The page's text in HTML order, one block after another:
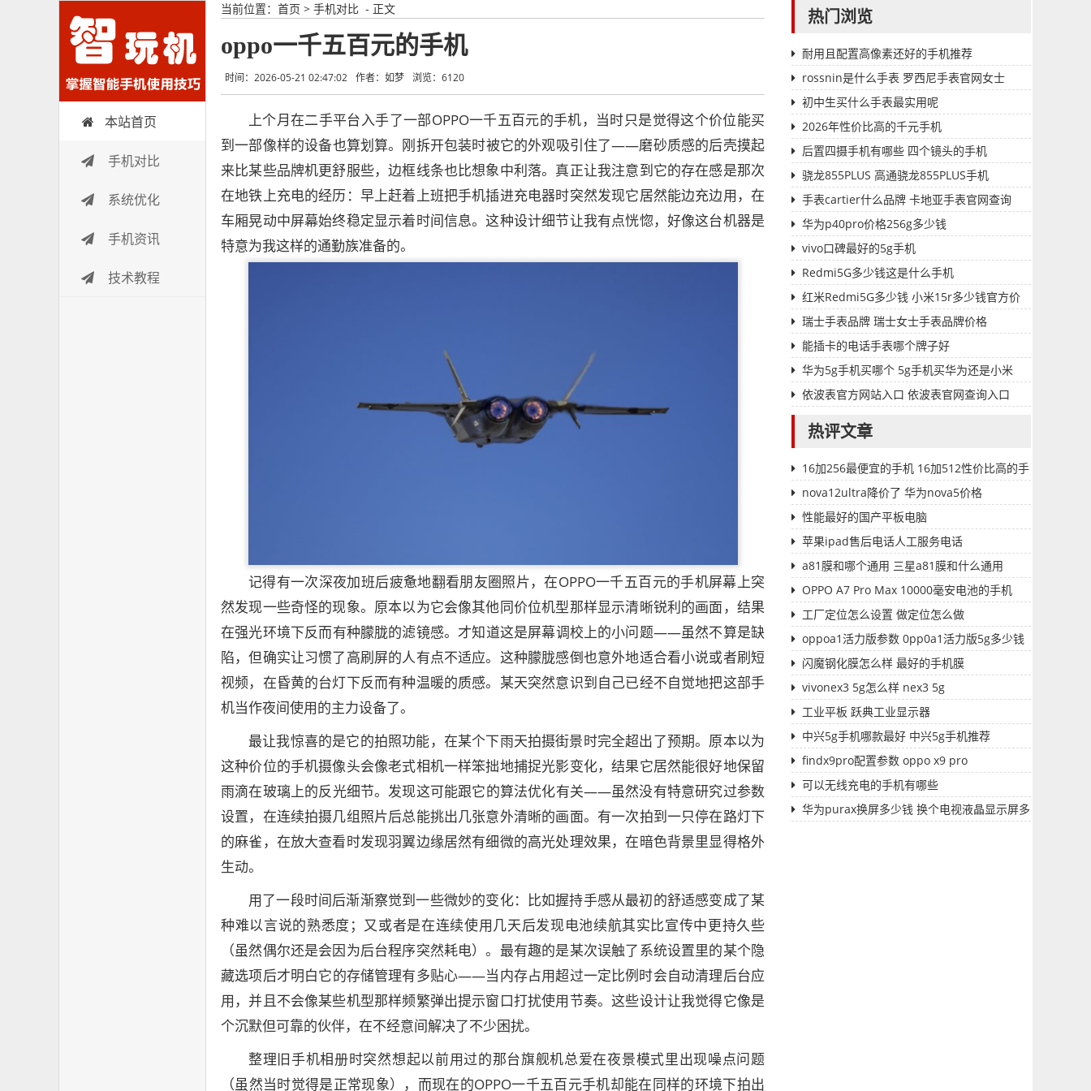
智玩机 本站首页
手机对比
系统优化
手机资讯
技术教程
当前位置： 首页 > 手机对比 - 正文
oppo一千五百元的手机
时间：2026-05-21 02:47:02 作者：如梦 浏览：6120
上个月在二手平台入手了一部OPPO一千五百元的手机，当时只是觉得这个价位能买
到一部像样的设备也算划算。刚拆开包装时被它的外观吸引住了——磨砂质感的后壳摸起
来比某些品牌机更舒服些，边框线条也比想象中利落。真正让我注意到它的存在感是那次
在地铁上充电的经历：早上赶着上班把手机插进充电器时突然发现它居然能边充边用，在
车厢晃动中屏幕始终稳定显示着时间信息。这种设计细节让我有点恍惚，好像这台机器是
特意为我这样的通勤族准备的。
记得有一次深夜加班后疲惫地翻看朋友圈照片，在OPPO一千五百元的手机屏幕上突
然发现一些奇怪的现象。原本以为它会像其他同价位机型那样显示清晰锐利的画面，结果
在强光环境下反而有种朦胧的滤镜感。才知道这是屏幕调校上的小问题——虽然不算是缺
陷，但确实让习惯了高刷屏的人有点不适应。这种朦胧感倒也意外地适合看小说或者刷短
视频，在昏黄的台灯下反而有种温暖的质感。某天突然意识到自己已经不自觉地把这部手
机当作夜间使用的主力设备了。
最让我惊喜的是它的拍照功能，在某个下雨天拍摄街景时完全超出了预期。原本以为
这种价位的手机摄像头会像老式相机一样笨拙地捕捉光影变化，结果它居然能很好地保留
雨滴在玻璃上的反光细节。发现这可能跟它的算法优化有关——虽然没有特意研究过参数
设置，在连续拍摄几组照片后总能挑出几张意外清晰的画面。有一次拍到一只停在路灯下
的麻雀，在放大查看时发现羽翼边缘居然有细微的高光处理效果，在暗色背景里显得格外
生动。
用了一段时间后渐渐察觉到一些微妙的变化：比如握持手感从最初的舒适感变成了某
种难以言说的熟悉度；又或者是在连续使用几天后发现电池续航其实比宣传中更持久些
（虽然偶尔还是会因为后台程序突然耗电）。最有趣的是某次误触了系统设置里的某个隐
藏选项后才明白它的存储管理有多贴心——当内存占用超过一定比例时会自动清理后台应
用，并且不会像某些机型那样频繁弹出提示窗口打扰使用节奏。这些设计让我觉得它像是
个沉默但可靠的伙伴，在不经意间解决了不少困扰。
整理旧手机相册时突然想起以前用过的那台旗舰机总爱在夜景模式里出现噪点问题
（虽然当时觉得是正常现象），而现在的OPPO一千五百元手机却能在同样的环境下拍出
热门浏览
耐用且配置高像素还好的手机推荐
rossnin是什么手表 罗西尼手表官网女士
初中生买什么手表最实用呢
2026年性价比高的千元手机
后置四摄手机有哪些 四个镜头的手机
骁龙855PLUS 高通骁龙855PLUS手机
手表cartier什么品牌 卡地亚手表官网查询
华为p40pro价格256g多少钱
vivo口碑最好的5g手机
Redmi5G多少钱这是什么手机
红米Redmi5G多少钱 小米15r多少钱官方价
格瑞士手表品牌 瑞士女士手表品牌价格
能插卡的电话手表哪个牌子好
华为5g手机买哪个 5g手机买华为还是小米
依波表官方网站入口 依波表官网查询入口
热评文章
16加256最便宜的手机 16加512性价比高的手
机 nova12ultra降价了 华为nova5价格
性能最好的国产平板电脑
苹果ipad售后电话人工服务电话
a81膜和哪个通用 三星a81膜和什么通用
OPPO A7 Pro Max 10000毫安电池的手机
工厂定位怎么设置 做定位怎么做
oppoa1活力版参数 0pp0a1活力版5g多少钱
闪魔钢化膜怎么样 最好的手机膜
vivonex3 5g怎么样 nex3 5g
工业平板 跃典工业显示器
中兴5g手机哪款最好 中兴5g手机推荐
findx9pro配置参数 oppo x9 pro
可以无线充电的手机有哪些
华为purax换屏多少钱 换个电视液晶显示屏多